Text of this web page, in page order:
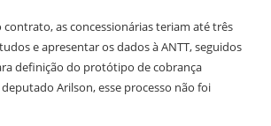
contrato, as concessionárias teriam até três
e apresentar os dados à ANTT, seguidos
definição do protótipo de cobrança
Arilson, esse processo não foi